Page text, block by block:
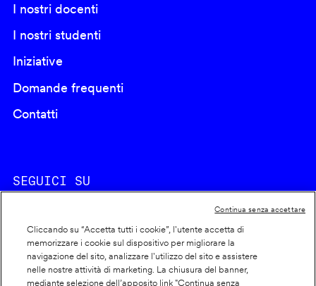
I nostri docenti
I nostri studenti
Iniziative
Domande frequenti
Contatti
SEGUICI SU
Cookie policy
Cliccando su “Accetta tutti i cookie”, l'utente accetta di
memorizzare i cookie sul dispositivo per migliorare la
navigazione del sito, analizzare l'utilizzo del sito e assistere
nelle nostre attività di marketing. La chiusura del banner,
mediante selezione dell’apposito link "Continua senza
Continua senza accettare